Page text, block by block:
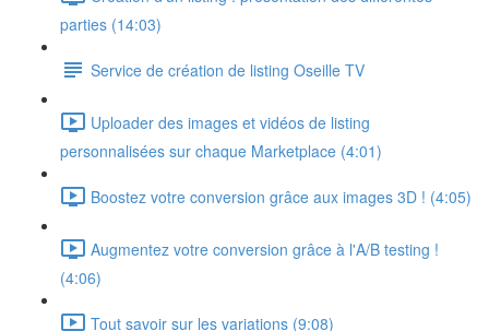
parties (14:03)
Service de création de listing Oseille TV
Uploader des images et vidéos de listing
personnalisées sur chaque Marketplace (4:01)
Boostez votre conversion grâce aux images 3D ! (4:05)
Augmentez votre conversion grâce à l'A/B testing !
(4:06)
Tout savoir sur les variations (9:08)